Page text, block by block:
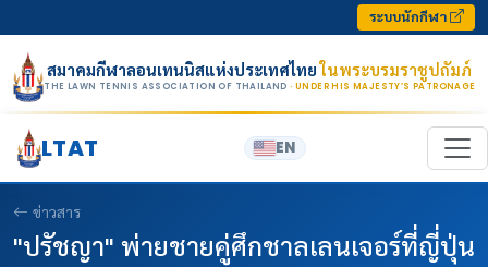
ระบบนักกีฬา
สมาคมกีฬาลอนเทนนิสแห่งประเทศไทยในพระบรมราชูปถัมภ์
THE LAWN TENNIS ASSOCIATION OF THAILAND · UNDER HIS MAJESTY’S PATRONAGE
LTAT EN
ข่าวสาร
"ปรัชญา" พ่ายชายคู่ศึกชาลเลนเจอร์ที่ญี่ปุ่น